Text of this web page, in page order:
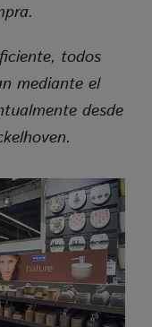
todos
mediante el
desde